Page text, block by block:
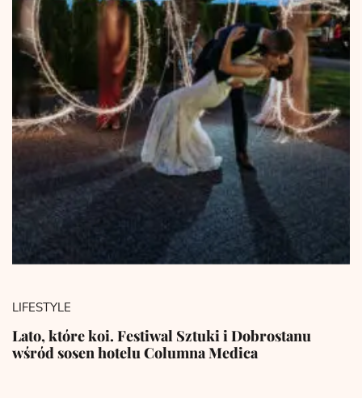
LIFESTYLE
Lato, które koi. Festiwal Sztuki i Dobrostanu
wśród sosen hotelu Columna Medica